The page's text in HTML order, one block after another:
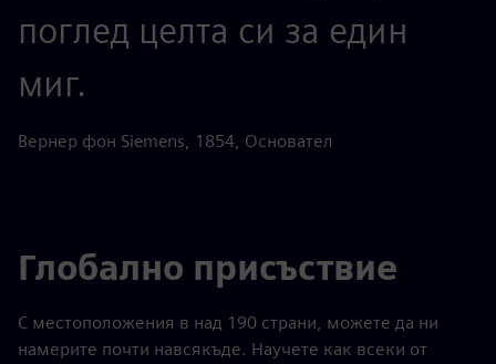
поглед целта си за един
миг.
Вернер фон Siemens, 1854, Основател
Глобално присъствие
С местоположения в над 190 страни, можете да ни
намерите почти навсякъде. Научете как всеки от